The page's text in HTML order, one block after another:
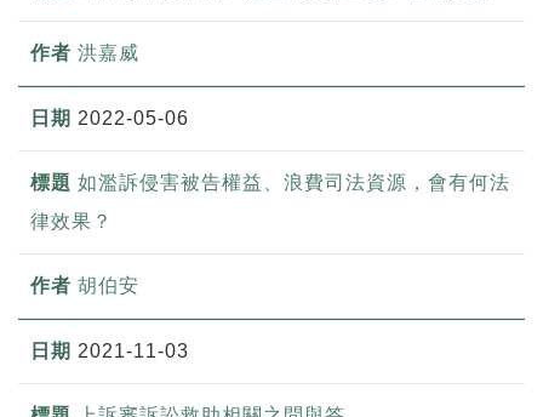
洪嘉威
2022-05-06
如濫訴侵害被告權益、浪費司法資源，會有何法
律效果？
胡伯安
2021-11-03